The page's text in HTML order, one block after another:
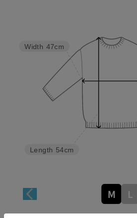
Length 54cm
Width 47cm
M L